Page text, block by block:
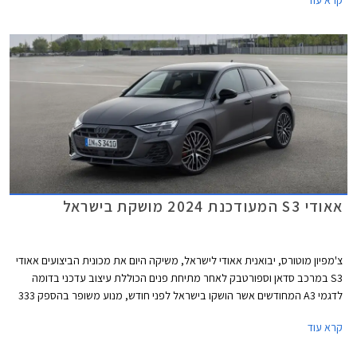
אאודי S3 המעודכנת 2024 מושקת בישראל
צ'מפיון מוטורס, יבואנית אאודי לישראל, משיקה היום את מכונית הביצועים אאודי
S3 במרכב סדאן וספורטבק לאחר מתיחת פנים הכוללת עיצוב עדכני בדומה
לדגמי A3 המחודשים אשר הושקו בישראל לפני חודש, מנוע משופר בהספק 333
קרא עוד